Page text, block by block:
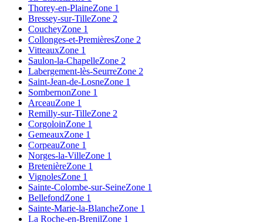
Thorey-en-PlaineZone 1
Bressey-sur-TilleZone 2
CoucheyZone 1
Collonges-et-PremièresZone 2
VitteauxZone 1
Saulon-la-ChapelleZone 2
Labergement-lès-SeurreZone 2
Saint-Jean-de-LosneZone 1
SombernonZone 1
ArceauZone 1
Remilly-sur-TilleZone 2
CorgoloinZone 1
GemeauxZone 1
CorpeauZone 1
Norges-la-VilleZone 1
BretenièreZone 1
VignolesZone 1
Sainte-Colombe-sur-SeineZone 1
BellefondZone 1
Sainte-Marie-la-BlancheZone 1
La Roche-en-BrenilZone 1